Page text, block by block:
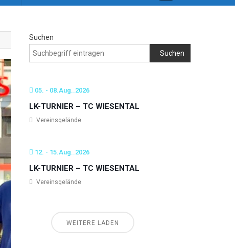
Suchen
Suchen
05. - 08.Aug..2026
LK-TURNIER – TC WIESENTAL
Vereinsgelände
12. - 15.Aug..2026
LK-TURNIER – TC WIESENTAL
Vereinsgelände
WEITERE LADEN